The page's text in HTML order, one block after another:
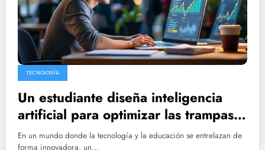
TECNOLOGÍA
Un estudiante diseña inteligencia
artificial para optimizar las trampas y
atrae 5,3 millones de dólares en
En un mundo donde la tecnología y la educación se entrelazan de
forma innovadora, un…